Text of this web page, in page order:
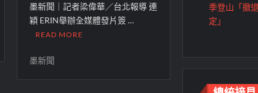
墨新聞｜記者梁偉華／台北報導 連
穎 ERIN舉辦全媒體發片簽 …
READ MORE
墨新聞
季登山「撤
定」